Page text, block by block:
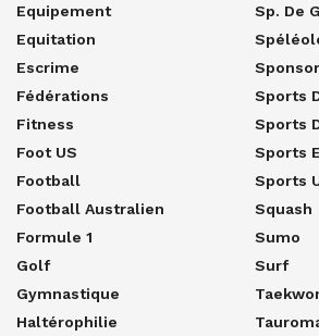
Equipement
Equitation
Escrime
Fédérations
Fitness
Foot US
Football
Football Australien
Formule 1
Golf
Gymnastique
Haltérophilie
Sp. De
Sports
Sports
Sports
Sports
Squash
Sumo
Surf